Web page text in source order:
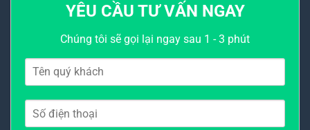
YÊU CẦU TƯ VẤN NGAY
Chúng tôi sẽ gọi lại ngay sau 1 - 3 phút